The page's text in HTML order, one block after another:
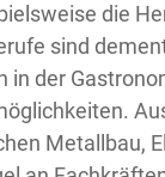
die
sind
in der
Metallbau,